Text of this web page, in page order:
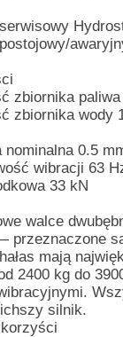
zbiornika
zbiornika wody
nominalna 0.5
wibracji 63
33 kN
walce
przeznaczone
mają
2400 kg do
silnik.